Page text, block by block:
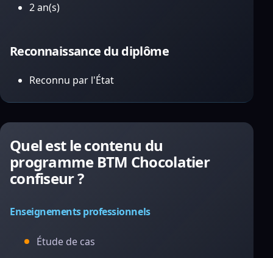
2 an(s)
Reconnaissance du diplôme
Reconnu par l'État
Quel est le contenu du
programme BTM Chocolatier
confiseur ?
Enseignements professionnels
Étude de cas